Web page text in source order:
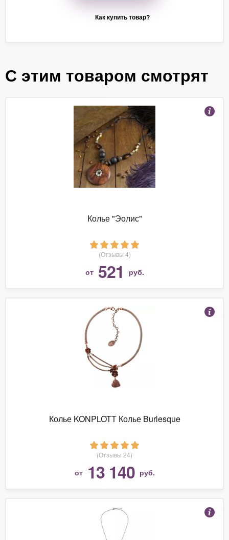
Как купить товар?
С этим товаром смотрят
Колье "Эолис"
(Отзывы 4)
от 521 руб.
Колье KONPLOTT Колье Burlesque
(Отзывы 24)
от 13 140 руб.